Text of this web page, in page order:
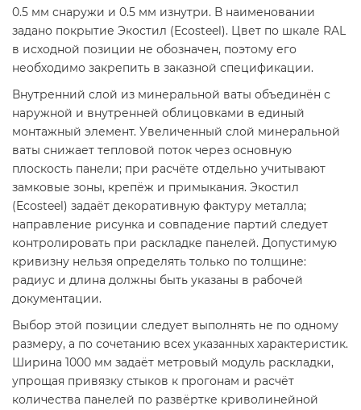
0.5 мм снаружи и 0.5 мм изнутри. В наименовании
задано покрытие Экостил (Ecosteel). Цвет по шкале RAL
в исходной позиции не обозначен, поэтому его
необходимо закрепить в заказной спецификации.
Внутренний слой из минеральной ваты объединён с
наружной и внутренней облицовками в единый
монтажный элемент. Увеличенный слой минеральной
ваты снижает тепловой поток через основную
плоскость панели; при расчёте отдельно учитывают
замковые зоны, крепёж и примыкания. Экостил
(Ecosteel) задаёт декоративную фактуру металла;
направление рисунка и совпадение партий следует
контролировать при раскладке панелей. Допустимую
кривизну нельзя определять только по толщине:
радиус и длина должны быть указаны в рабочей
документации.
Выбор этой позиции следует выполнять не по одному
размеру, а по сочетанию всех указанных характеристик.
Ширина 1000 мм задаёт метровый модуль раскладки,
упрощая привязку стыков к прогонам и расчёт
количества панелей по развёртке криволинейной